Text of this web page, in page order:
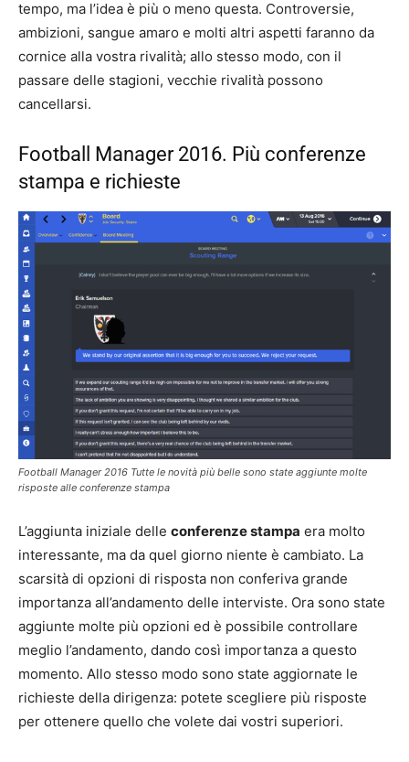
tempo, ma l’idea è più o meno questa. Controversie,
ambizioni, sangue amaro e molti altri aspetti faranno da
cornice alla vostra rivalità; allo stesso modo, con il
passare delle stagioni, vecchie rivalità possono
cancellarsi.
Football Manager 2016. Più conferenze
stampa e richieste
Football Manager 2016 Tutte le novità più belle sono state aggiunte molte
risposte alle conferenze stampa
L’aggiunta iniziale delle conferenze stampa era molto
interessante, ma da quel giorno niente è cambiato. La
scarsità di opzioni di risposta non conferiva grande
importanza all’andamento delle interviste. Ora sono state
aggiunte molte più opzioni ed è possibile controllare
meglio l’andamento, dando così importanza a questo
momento. Allo stesso modo sono state aggiornate le
richieste della dirigenza: potete scegliere più risposte
per ottenere quello che volete dai vostri superiori.